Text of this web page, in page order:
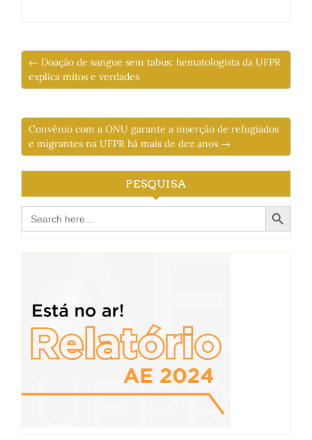
← Doação de sangue sem tabus: hematologista da UFPR
explica mitos e verdades
Convênio com a ONU garante a inserção de refugiados
e migrantes na UFPR há mais de dez anos →
PESQUISA
Search
for:
Search Button